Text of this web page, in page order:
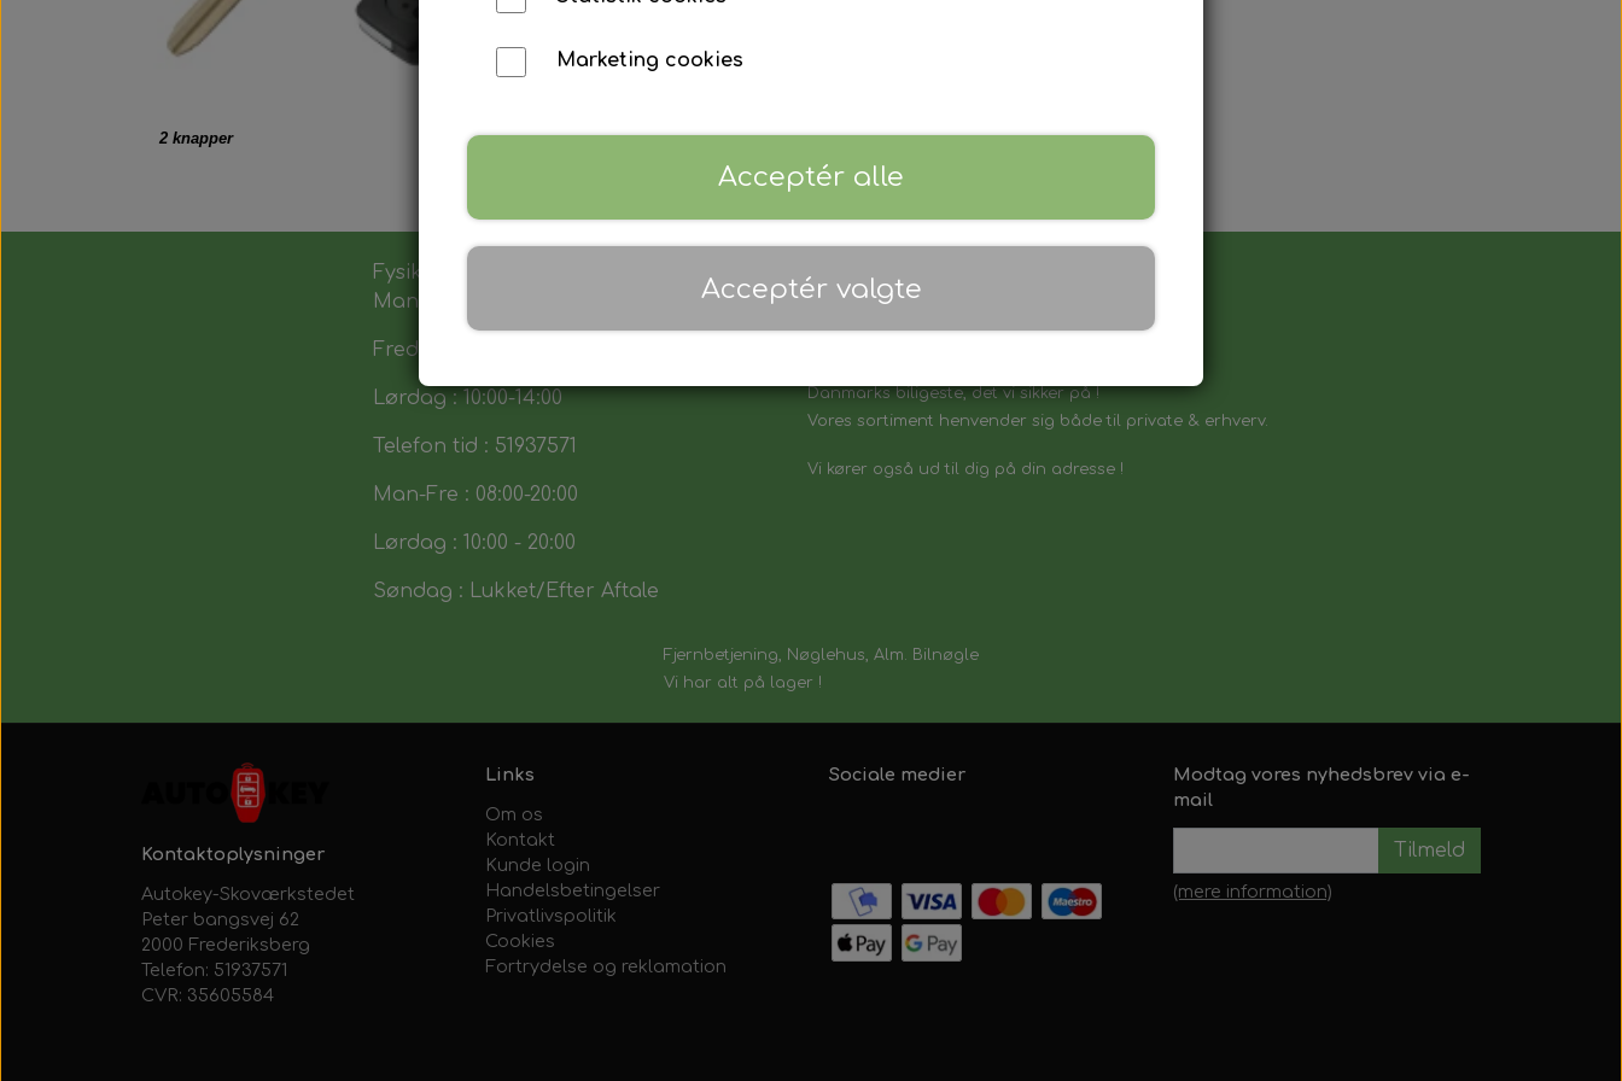
2 knapper
Fysik butik :
Man-Tors : 12:00 - 17:30
Fredag : 14:00 - 17:30
Lørdag : 10:00-14:00
Telefon tid : 51937571
Man-Fre : 08:00-20:00
Lørdag : 10:00 - 20:00
Søndag : Lukket/Efter Aftale
Danmarks biligeste, det vi sikker på !
Vores sortiment henvender sig både til private & erhverv.
Vi kører også ud til dig på din adresse !
Fjernbetjening, Nøglehus, Alm. Bilnøgle
Vi har alt på lager !
Kontaktoplysninger
Autokey-Skoværkstedet
Peter bangsvej 62
2000 Frederiksberg
Telefon: 51937571
CVR: 35605584
Links
Om os
Kontakt
Kunde login
Handelsbetingelser
Privatlivspolitik
Cookies
Fortrydelse og reklamation
Sociale medier
Modtag vores nyhedsbrev via e-
mail
Tilmeld
(mere information)
Marketing cookies
Acceptér alle
Acceptér valgte